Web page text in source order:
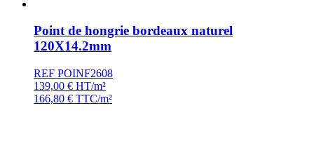
Point de hongrie bordeaux naturel
120X14.2mm
REF POINF2608
139,00 € HT/m²
166,80 € TTC/m²